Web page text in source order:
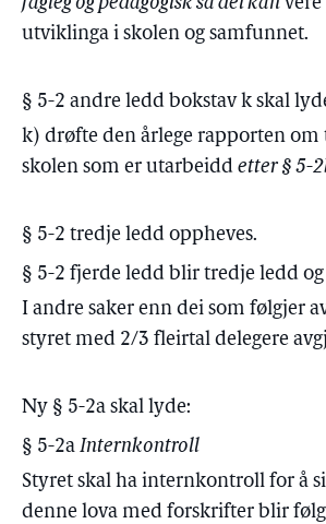
utviklinga i skolen og samfunnet.
§ 5-2 andre ledd bokstav k skal
k) drøfte den årlege rapporten om
skolen som er utarbeidd etter § 5-
§ 5-2 tredje ledd oppheves.
§ 5-2 fjerde ledd blir tredje ledd og
I andre saker enn dei som følgjer
styret med 2/3 fleirtal delegere
Ny § 5-2a skal lyde:
§ 5-2a Internkontroll
Styret skal ha internkontroll for å
denne lova med forskrifter blir